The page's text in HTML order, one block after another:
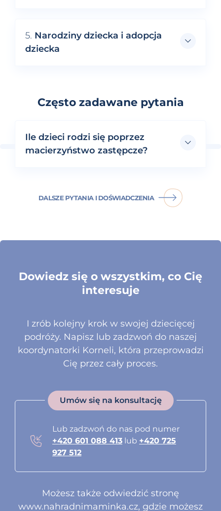
5. Narodziny dziecka i adopcja
dziecka
Często zadawane pytania
Ile dzieci rodzi się poprzez
macierzyństwo zastępcze?
DALSZE PYTANIA I DOŚWIADCZENIA
Dowiedz się o wszystkim, co Cię
interesuje
I zrób kolejny krok w swojej dziecięcej
podróży. Napisz lub zadzwoń do naszej
koordynatorki Korneli, która przeprowadzi
Cię przez cały proces.
Umów się na konsultację
Lub zadzwoń do nas pod numer
+420 601 088 413 lub +420 725
927 512
Możesz także odwiedzić stronę
www.nahradnimaminka.cz, gdzie możesz